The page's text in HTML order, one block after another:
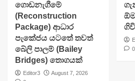
ගොඩනැගීමේ
(Reconstruction
Package) ආධාර
පැකේජය යටතේ තවත්
බේලි පාලම් (Bailey
Bridges) තොගයක්
Editor3
August 7, 2026
0